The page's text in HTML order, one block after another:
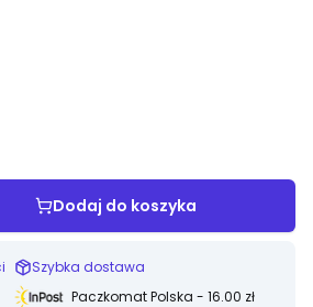
Dodaj do koszyka
Szybka dostawa
Paczkomat Polska - 16.00 zł